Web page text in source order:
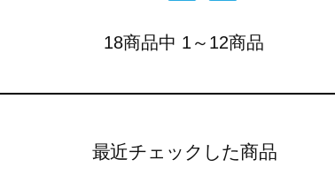
18商品中 1～12商品
最近チェックした商品